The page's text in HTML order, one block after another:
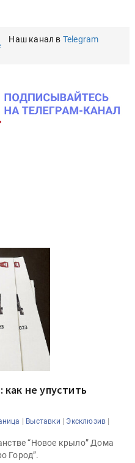
Наш канал в Telegram
не упустить
| Выставки | Эксклюзив |
“Новое крыло” Дома
Город”.